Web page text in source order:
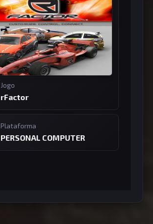
Jogo
rFactor
Plataforma
PERSONAL COMPUTER